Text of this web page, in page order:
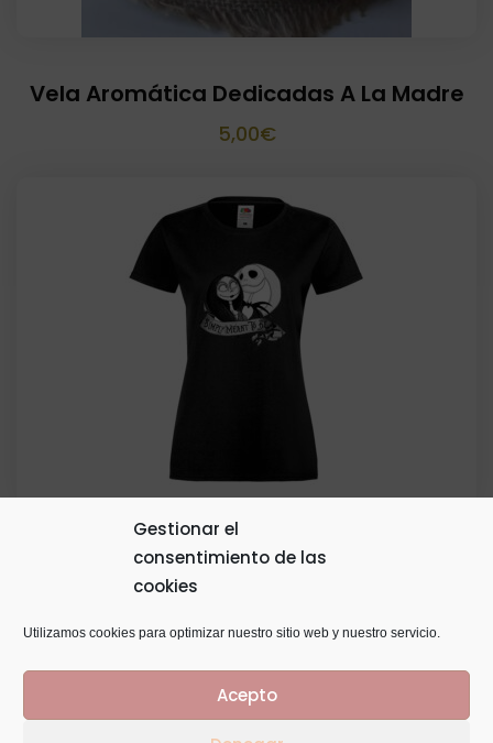
Gestionar el
consentimiento de las
cookies
Utilizamos cookies para optimizar nuestro sitio web y nuestro servicio.
Acepto
Vela Aromática Dedicadas A La Madre
5,00€
Camiseta Personalizada Temática